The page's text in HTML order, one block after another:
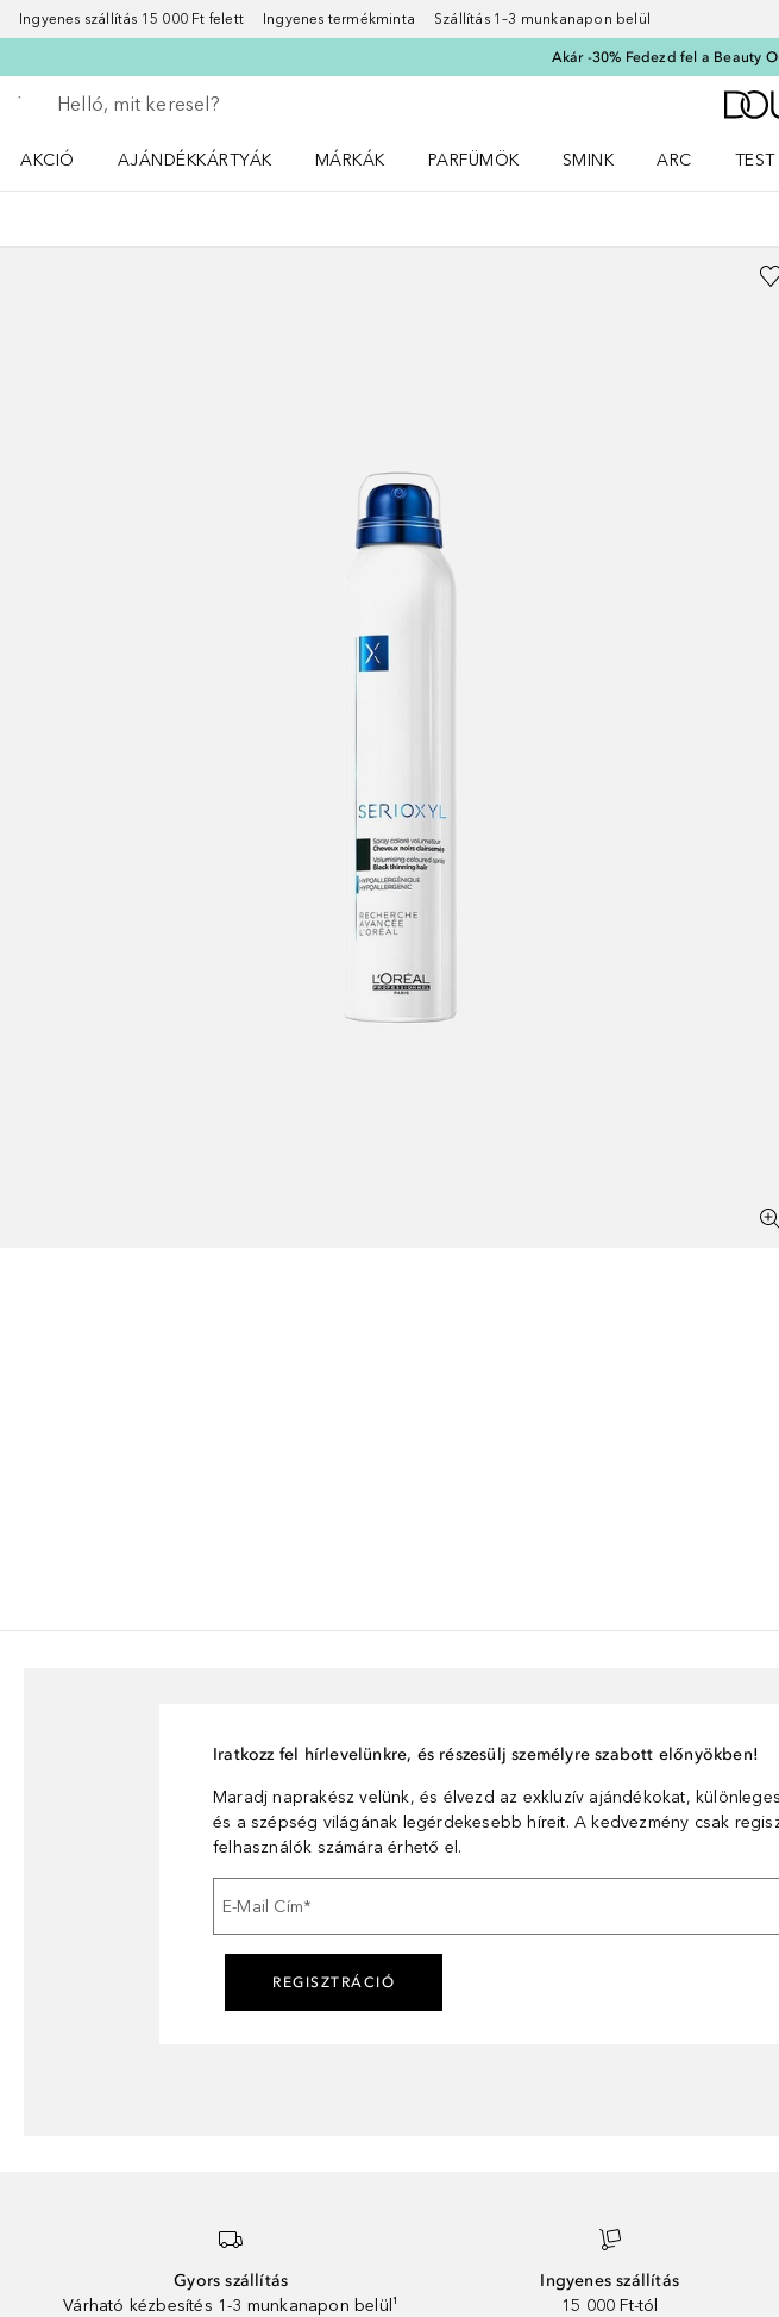
Ingyenes szállítás 15 000 Ft felett Ingyenes termékminta Szállítás 1–3 munkanapon belül
Akár -30% Fedezd fel a Beauty
Menj vissza
Keresés végrehajtása
AKCIÓ
AJÁNDÉKKÁRTYÁK
MÁRKÁK
PARFÜMÖK
SMINK
ARC
TEST
Iratkozz fel hírlevelünkre, és részesülj személyre szabott előnyökben!
Maradj naprakész velünk, és élvezd az exkluzív ajándékokat,
és a szépség világának legérdekesebb híreit. A kedvezmény csak
felhasználók számára érhető el.
E-Mail Cím*
REGISZTRÁCIÓ
Gyors szállítás
Várható kézbesítés 1-3 munkanapon belül¹
Ingyenes szállítás
15 000 Ft-tól